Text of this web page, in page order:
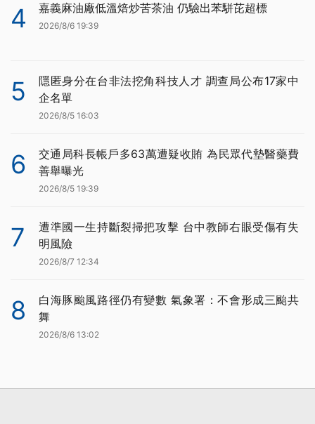
4 嘉義麻油廠低溫焙炒苦茶油 仍驗出苯駢芘超標
2026/8/6 19:39
5
隱匿身分在台非法挖角科技人才 調查局公布17家中
企名單
2026/8/5 16:03
6
交通局科長帳戶多63萬遭疑收賄 為民眾代墊醫藥費
善舉曝光
2026/8/5 19:39
7
遭準國一生持斷裂掃把攻擊 台中教師右眼受傷有失
明風險
2026/8/7 12:34
8
白海豚颱風路徑仍有變數 氣象署：不會形成三颱共
舞
2026/8/6 13:02